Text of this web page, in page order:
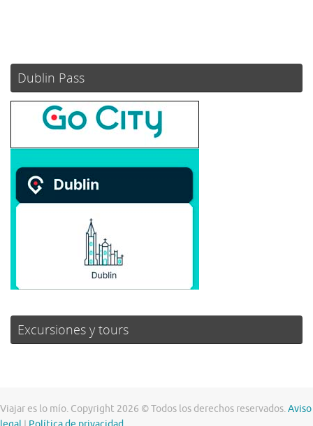
Dublin Pass
Excursiones y tours
Viajar es lo mío. Copyright 2026 © Todos los derechos reservados.Aviso